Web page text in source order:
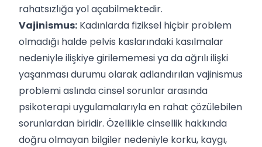
rahatsızlığa yol açabilmektedir.
Vajinismus: Kadınlarda fiziksel hiçbir problem
olmadığı halde pelvis kaslarındaki kasılmalar
nedeniyle ilişkiye girilememesi ya da ağrılı ilişki
yaşanması durumu olarak adlandırılan vajinismus
problemi aslında cinsel sorunlar arasında
psikoterapi uygulamalarıyla en rahat çözülebilen
sorunlardan biridir. Özellikle cinsellik hakkında
doğru olmayan bilgiler nedeniyle korku, kaygı,